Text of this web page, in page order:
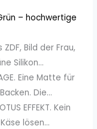
– hochwertige
ZDF, Bild der Frau,
Silikon...
Eine Matte für
Die...
EFFEKT. Kein
lösen...